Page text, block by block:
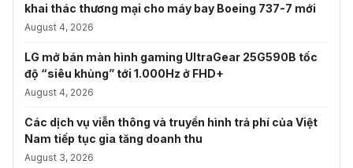
khai thác thương mại cho máy bay Boeing 737-7 mới
August 4, 2026
LG mở bán màn hình gaming UltraGear 25G590B tốc
độ “siêu khủng” tới 1.000Hz ở FHD+
August 4, 2026
Các dịch vụ viễn thông và truyền hình trả phí của Việt
Nam tiếp tục gia tăng doanh thu
August 3, 2026